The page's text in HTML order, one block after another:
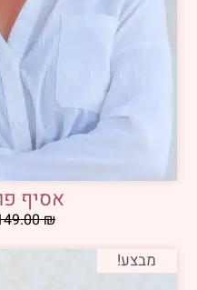
אסיף
₪
מבצע!